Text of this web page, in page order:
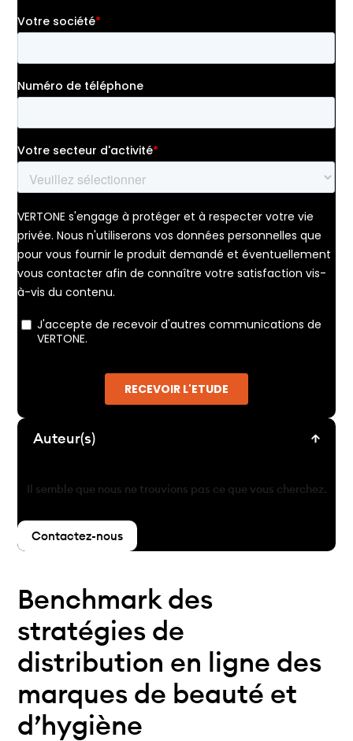
Benchmark des
stratégies de
distribution en ligne des
marques de beauté et
d’hygiène
Auteur(s)
Il semble que nous ne trouvions pas ce que vous cherchez.
Contactez-nous